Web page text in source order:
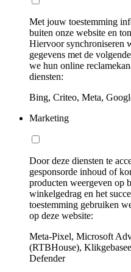
Met jouw toestemming
buiten onze website en
Hiervoor synchroniseren
gegevens met de
we hun online
diensten:
Bing, Criteo, Meta,
Marketing
Door deze diensten te
gesponsorde inhoud of
producten weergeven op
winkelgedrag en het
toestemming gebruiken
op deze website:
Meta-Pixel, Microsoft
(RTBHouse),
Defender